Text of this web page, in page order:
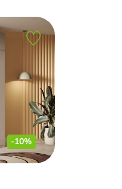
-10%